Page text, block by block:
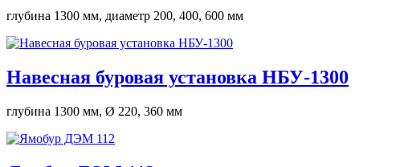
глубина 1300 мм, диаметр 200, 400, 600 мм
Навесная буровая установка НБУ-1300
глубина 1300 мм, Ø 220, 360 мм